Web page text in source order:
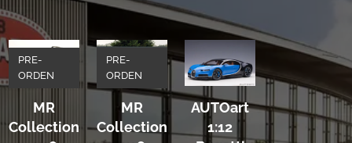
MR
Collection
PRE-
ORDEN
MR
Collection
PRE-
ORDEN
AUTOart
1:12